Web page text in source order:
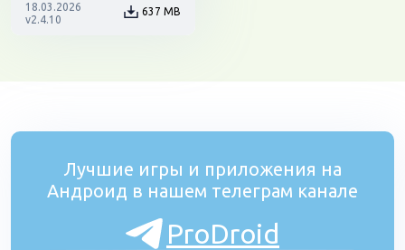
18.03.2026
v2.4.10
637 MB
Лучшие игры и приложения на
Андроид в нашем телеграм канале
ProDroid